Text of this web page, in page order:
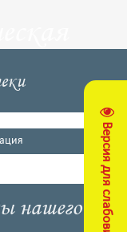
Версия для слабовидящих
нашего